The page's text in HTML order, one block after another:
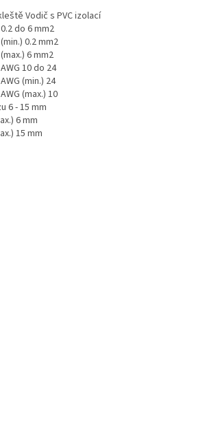
Vodič s PVC izolací
do 6 mm2
0.2 mm2
6 mm2
10 do 24
(min.) 24
(max.) 10
6 - 15 mm
6 mm
15 mm